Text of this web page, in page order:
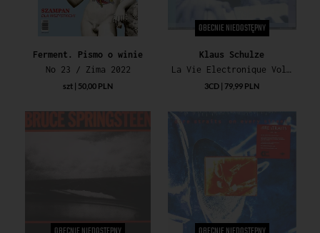
Ferment. Pismo o winie
No 23 / Zima 2022
szt | 50,00 PLN
OBECNIE NIEDOSTĘPNY
Klaus Schulze
La Vie Electronique Vol 1
3CD | 79,99 PLN